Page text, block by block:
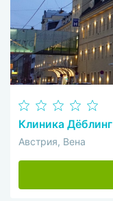
Клиника Дёблинг
Австрия, Вена